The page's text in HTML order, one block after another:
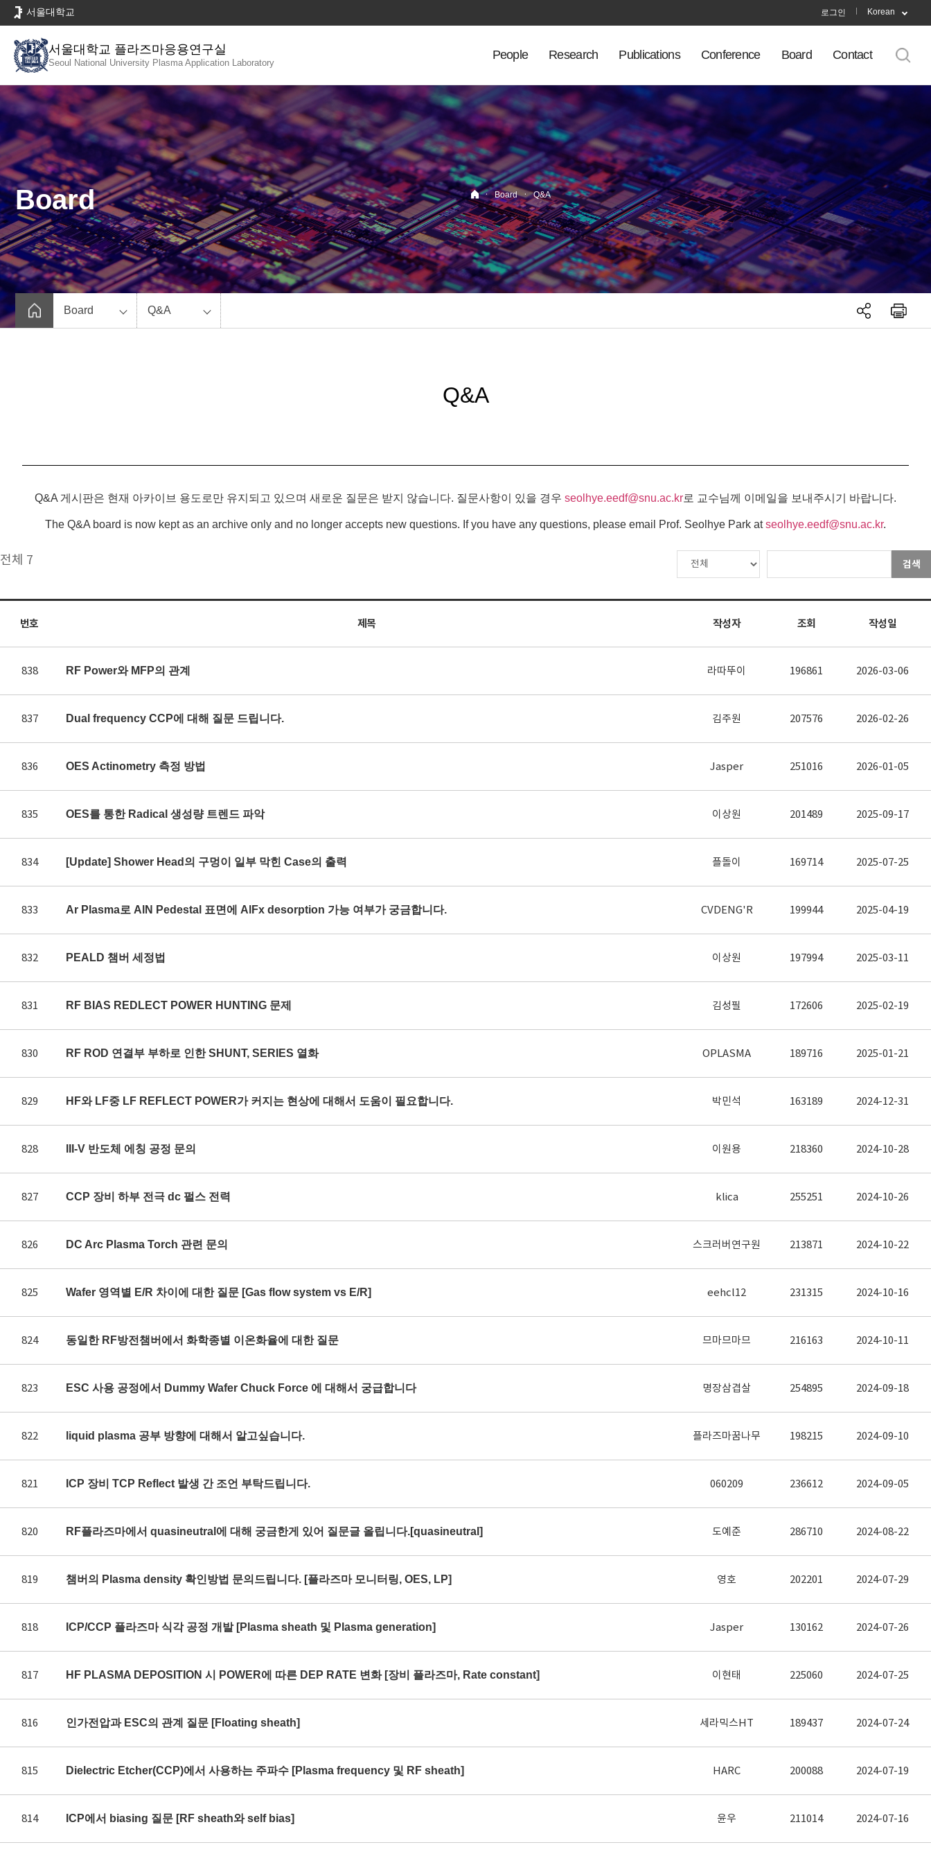
로
뉴
서울대학교 로그인 Korean
서울대학교 플라즈마응용연구실
Seoul National University Plasma Application Laboratory
People Research Publications Conference Board Contact
Board · Board · Q&A
Board Q&A
Q&A
Q&A 게시판은 현재 아카이브 용도로만 유지되고 있으며 새로운 질문은 받지 않습니다. 질문사항이 있을 경우 seolhye.eedf@snu.ac.kr로 교수님께 이메일을 보내주시기 바랍니다.
The Q&A board is now kept as an archive only and no longer accepts new questions. If you have any questions, please email Prof. Seolhye Park atseolhye.eedf@snu.ac.kr.
전체 7 검색
번호 제목 작성자 조회 작성일
838 RF Power와 MFP의 관계 라따뚜이 196861 2026-03-06
837 Dual frequency CCP에 대해 질문 드립니다. 김주원 207576 2026-02-26
836 OES Actinometry 측정 방법 Jasper 251016 2026-01-05
835 OES를 통한 Radical 생성량 트렌드 파악 이상원 201489 2025-09-17
834 [Update] Shower Head의 구멍이 일부 막힌 Case의 출력 플돌이 169714 2025-07-25
833 Ar Plasma로 AlN Pedestal 표면에 AlFx desorption 가능 여부가 궁금합니다. CVDENG'R 199944 2025-04-19
832 PEALD 챔버 세정법 이상원 197994 2025-03-11
831 RF BIAS REDLECT POWER HUNTING 문제 김성필 172606 2025-02-19
830 RF ROD 연결부 부하로 인한 SHUNT, SERIES 열화 OPLASMA 189716 2025-01-21
829 HF와 LF중 LF REFLECT POWER가 커지는 현상에 대해서 도움이 필요합니다. 박민석 163189 2024-12-31
828 III-V 반도체 에칭 공정 문의 이원용 218360 2024-10-28
827 CCP 장비 하부 전극 dc 펄스 전력 klica 255251 2024-10-26
826 DC Arc Plasma Torch 관련 문의 스크러버연구원 213871 2024-10-22
825 Wafer 영역별 E/R 차이에 대한 질문 [Gas flow system vs E/R] eehcl12 231315 2024-10-16
824 동일한 RF방전챔버에서 화학종별 이온화율에 대한 질문 므마므마므 216163 2024-10-11
823 ESC 사용 공정에서 Dummy Wafer Chuck Force 에 대해서 궁급합니다 명장삼겹살 254895 2024-09-18
822 liquid plasma 공부 방향에 대해서 알고싶습니다. 플라즈마꿈나무 198215 2024-09-10
821 ICP 장비 TCP Reflect 발생 간 조언 부탁드립니다. 060209 236612 2024-09-05
820 RF플라즈마에서 quasineutral에 대해 궁금한게 있어 질문글 올립니다.[quasineutral] 도예준 286710 2024-08-22
819 챔버의 Plasma density 확인방법 문의드립니다. [플라즈마 모니터링, OES, LP] 영호 202201 2024-07-29
818 ICP/CCP 플라즈마 식각 공정 개발 [Plasma sheath 및 Plasma generation] Jasper 130162 2024-07-26
817 HF PLASMA DEPOSITION 시 POWER에 따른 DEP RATE 변화 [장비 플라즈마, Rate constant] 이현태 225060 2024-07-25
816 인가전압과 ESC의 관계 질문 [Floating sheath] 세라믹스HT 189437 2024-07-24
815 Dielectric Etcher(CCP)에서 사용하는 주파수 [Plasma frequency 및 RF sheath] HARC 200088 2024-07-19
814 ICP에서 biasing 질문 [RF sheath와 self bias] 윤우 211014 2024-07-16